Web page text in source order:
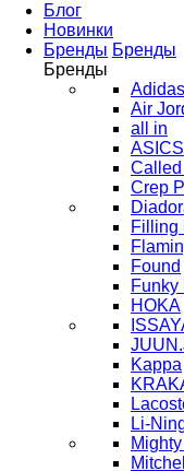
Блог
Новинки
Бренды Бренды
Бренды
Adidas
Air
all in
ASICS
Called
Crep
Filling
Found
Funky
HOKA
Kappa
Li-